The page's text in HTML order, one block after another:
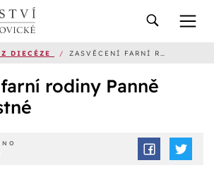
DIECÉZE /
rodiny Panně